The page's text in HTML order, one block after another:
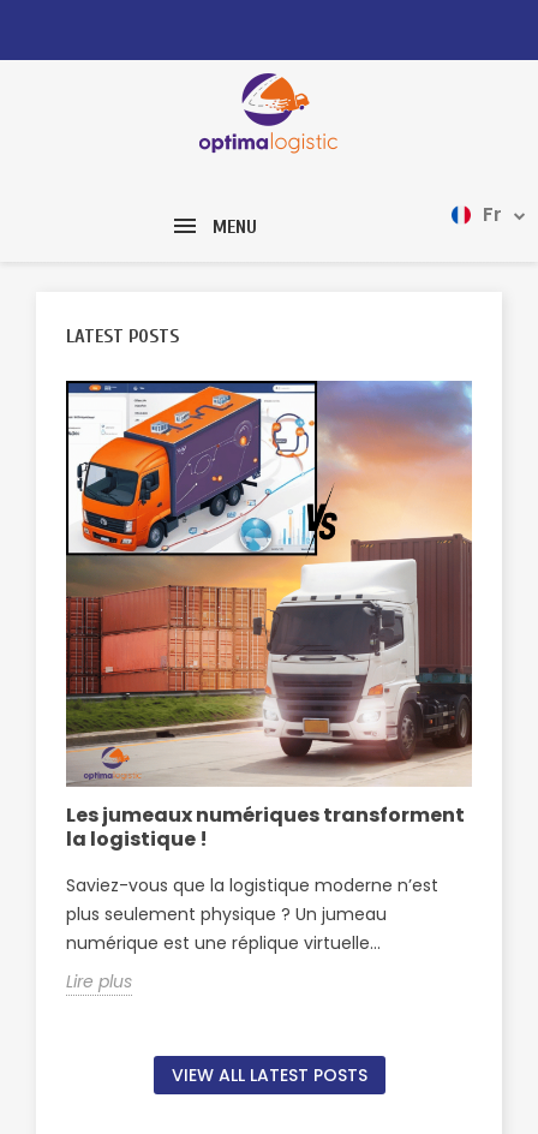
MENU Fr
LATEST POSTS
Les jumeaux numériques transforment
la logistique !
Saviez-vous que la logistique moderne n’est
plus seulement physique ? Un jumeau
numérique est une réplique virtuelle...
Lire plus
VIEW ALL LATEST POSTS